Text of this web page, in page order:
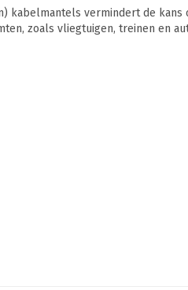
kabelmantels vermindert de
zoals vliegtuigen, treinen en